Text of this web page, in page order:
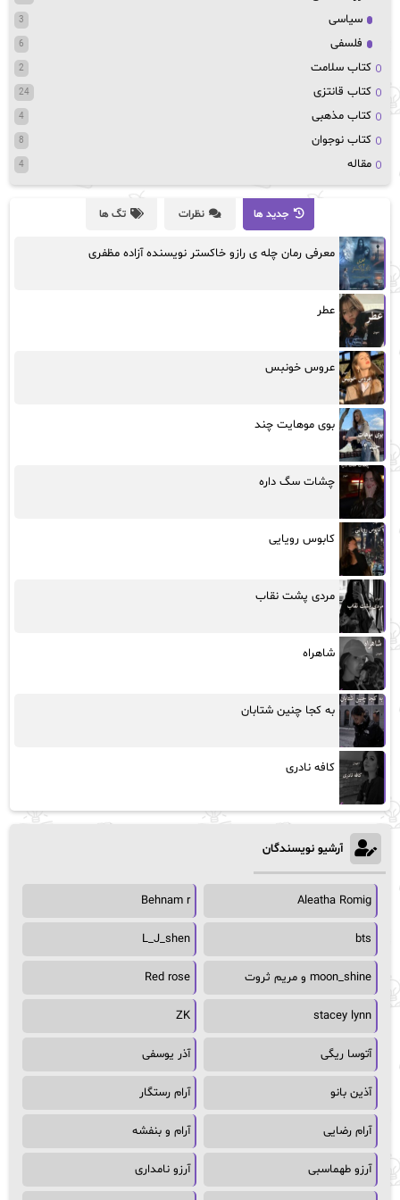
سیاسی 3
فلسفی 6
کتاب سلامت 2
کتاب قانتزی 24
کتاب مذهبی 4
کتاب نوجوان 8
مقاله 4
جدید ها نظرات تگ ها
معرفی رمان چله ی رازو خاکستر نویسنده آزاده مظفری
عطر
عروس خونبس
بوی موهایت چند
چشات سگ داره
کابوس رویایی
مردی پشت نقاب
شاهراه
به کجا چنین شتابان
کافه نادری
آرشیو نویسندگان
Aleatha Romig
Behnam r
bts
L_J_shen
moon_shine و مریم ثروت Red rose
stacey lynn
ZK
آتوسا ریگی آذر یوسفی
آذین بانو آرام رستگار
آرام رضایی آرام و بنفشه
آرزو طهماسبی آرزو نامداری